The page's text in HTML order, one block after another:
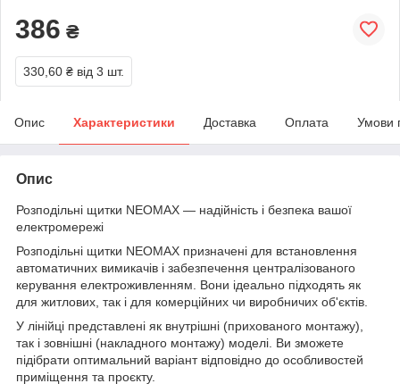
386 ₴
330,60 ₴ від 3 шт.
Опис Характеристики Доставка Оплата Умови
Опис
Розподільні щитки NEOMAX — надійність і безпека вашої
електромережі
Розподільні щитки NEOMAX призначені для встановлення
автоматичних вимикачів і забезпечення централізованого
керування електроживленням. Вони ідеально підходять як
для житлових, так і для комерційних чи виробничих об'єктів.
У лінійці представлені як внутрішні (прихованого монтажу),
так і зовнішні (накладного монтажу) моделі. Ви зможете
підібрати оптимальний варіант відповідно до особливостей
приміщення та проєкту.